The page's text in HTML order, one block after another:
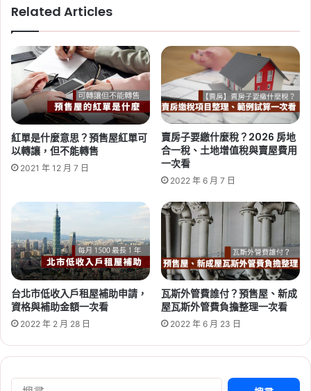
2026 高雄社宅招租！「凱旋青
樹」遞補招租 43 戶，月租
3,590 元起，申請期限至 8/31
Tag:中央社宅,社會住宅,社會住宅申請,社會住
宅申請資格,高雄 ,高雄市,高雄房市,高雄社會住
宅
2026-08-04
2026 中央社宅招租 1,500 戶，
8/14 開放申請！最低月租
4,660 元，四區 6 案資格一次看
Tag:中央社宅 台南社會住宅, 新
會住宅申請,社會住宅申請資格,高雄社會住宅
安
市
一
看
Related Articles
紅單是什麼意思？預售屋紅單可
以轉讓，但不能轉售
2021 年 12 月 7 日
賣房子要繳什麼稅？2026 房地
合一稅、土地增值稅與賣屋費用
一次看
2022 年 6 月 7 日
台北市低收入戶租屋補助申請，
資格與補助金額一次看
2022 年 2 月 28 日
瓦斯外管費誰付？預售屋、新成
屋瓦斯外管費負擔整理一次看
2022 年 6 月 23 日
搜